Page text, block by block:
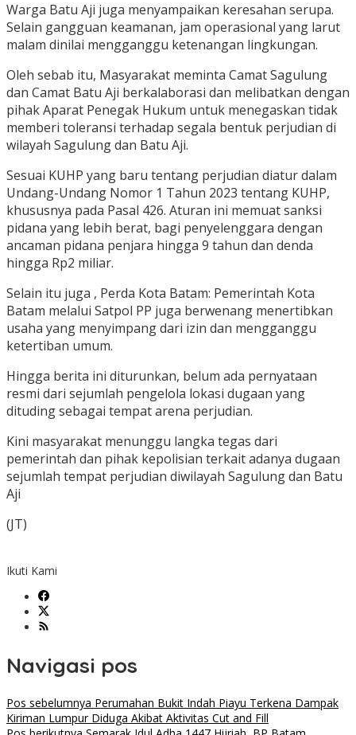
Warga Batu Aji juga menyampaikan keresahan serupa.
Selain gangguan keamanan, jam operasional yang larut
malam dinilai mengganggu ketenangan lingkungan.
Oleh sebab itu, Masyarakat meminta Camat Sagulung
dan Camat Batu Aji berkalaborasi dan melibatkan dengan
pihak Aparat Penegak Hukum untuk menegaskan tidak
memberi toleransi terhadap segala bentuk perjudian di
wilayah Sagulung dan Batu Aji.
Sesuai KUHP yang baru tentang perjudian diatur dalam
Undang-Undang Nomor 1 Tahun 2023 tentang KUHP,
khususnya pada Pasal 426. Aturan ini memuat sanksi
pidana yang lebih berat, bagi penyelenggara dengan
ancaman pidana penjara hingga 9 tahun dan denda
hingga Rp2 miliar.
Selain itu juga , Perda Kota Batam: Pemerintah Kota
Batam melalui Satpol PP juga berwenang menertibkan
usaha yang menyimpang dari izin dan mengganggu
ketertiban umum.
Hingga berita ini diturunkan, belum ada pernyataan
resmi dari sejumlah pengelola lokasi dugaan yang
dituding sebagai tempat arena perjudian.
Kini masyarakat menunggu langka tegas dari
pemerintah dan pihak kepolisian terkait adanya dugaan
sejumlah tempat perjudian diwilayah Sagulung dan Batu
Aji
(JT)
Ikuti Kami
Navigasi pos
Pos sebelumnya Perumahan Bukit Indah Piayu Terkena Dampak
Kiriman Lumpur Diduga Akibat Aktivitas Cut and Fill